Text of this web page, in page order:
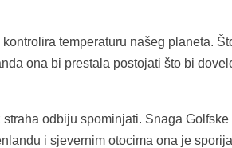
temperaturu našeg planeta.
ona bi prestala postojati što bi
odbiju spominjati. Snaga Golfske
i sjevernim otocima ona je